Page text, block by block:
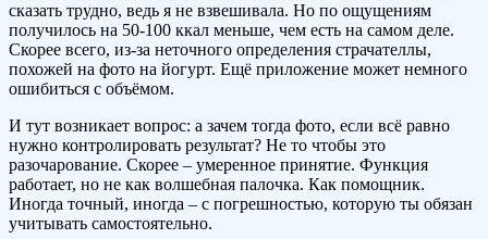
сказать трудно, ведь я не взвешивала. Но по ощущениям
получилось на 50-100 ккал меньше, чем есть на самом деле.
Скорее всего, из-за неточного определения страчателлы,
похожей на фото на йогурт. Ещё приложение может немного
ошибиться с объёмом.
И тут возникает вопрос: а зачем тогда фото, если всё равно
нужно контролировать результат? Не то чтобы это
разочарование. Скорее – умеренное принятие. Функция
работает, но не как волшебная палочка. Как помощник.
Иногда точный, иногда – с погрешностью, которую ты обязан
учитывать самостоятельно.